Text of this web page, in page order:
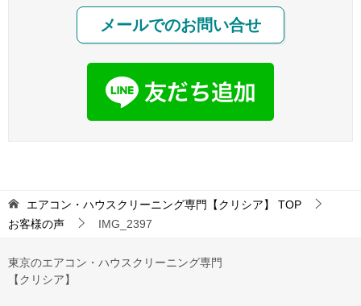
メールでのお問い合せ
エアコン・ハウスクリーニング専門【クリシア】
TOP
お客様の声
IMG_2397
東京のエアコン・ハウスクリーニング専門
【クリシア】